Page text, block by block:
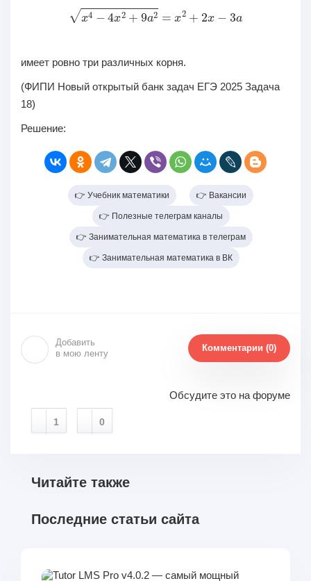
x4−4x2+9a2 +
имеет ровно три различных корня.
(ФИПИ Новый открытый банк задач ЕГЭ 2025 Задача
18)
Решение:
👉 Учебник математики 👉 Вакансии
👉 Полезные телеграм каналы
👉 Занимательная математика в телеграм
👉 Занимательная математика в ВК
Добавить
в мою ленту
Комментарии (0)
Обсудите это на форуме
1 0
Читайте также
Последние статьи сайта